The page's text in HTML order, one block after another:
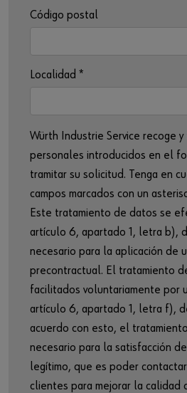
Código postal
Localidad *
Würth Industrie Service recoge
personales introducidos en el
tramitar su solicitud. Tenga en
campos marcados con un
Este tratamiento de datos se
artículo 6, apartado 1, letra b),
necesario para la aplicación de
precontractual. El tratamiento
facilitados voluntariamente por
artículo 6, apartado 1, letra f),
acuerdo con esto, el
necesario para la satisfacción
legítimo, que es poder
clientes para mejorar la calidad